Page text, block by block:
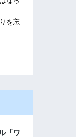
を忘
「ワ